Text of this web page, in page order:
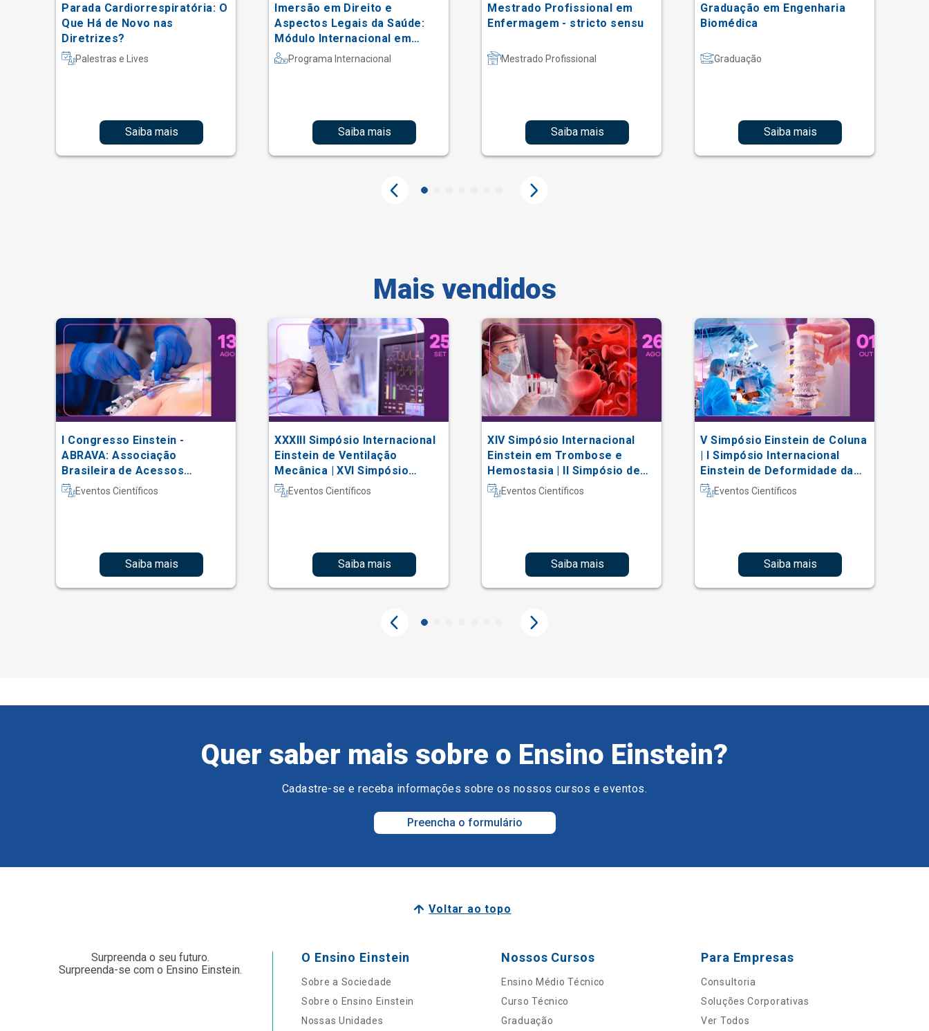
Parada Cardiorrespiratória: O
Que Há de Novo nas
Diretrizes?
Palestras e Lives
Saiba mais
Imersão em Direito e
Aspectos Legais da Saúde:
Módulo Internacional em
Portugal
Programa Internacional
Saiba mais
Mestrado Profissional em
Enfermagem - stricto sensu
Mestrado Profissional
Saiba mais
Graduação em Engenharia
Biomédica
Graduação
Saiba mais
Mais vendidos
I Congresso Einstein -
ABRAVA: Associação
Brasileira de Acessos
Vasculares
Eventos Científicos
Saiba mais
XXXIII Simpósio Internacional
Einstein de Ventilação
Mecânica | XVI Simpósio
Internacional Einstein de
Fisioterapia em Terapia
Eventos Científicos
Saiba mais
XIV Simpósio Internacional
Einstein em Trombose e
Hemostasia | II Simpósio de
Hematologia Laboratorial
Eventos Científicos
Saiba mais
V Simpósio Einstein de Coluna
| I Simpósio Internacional
Einstein de Deformidade da
Coluna e Técnicas Complexas
Eventos Científicos
Saiba mais
Quer saber mais sobre o Ensino Einstein?
Cadastre-se e receba informações sobre os nossos cursos e eventos.
Preencha o formulário
Voltar ao topo
Surpreenda o seu futuro.
Surpreenda-se com o Ensino Einstein.
O Ensino Einstein
Sobre a Sociedade
Sobre o Ensino Einstein
Nossas Unidades
Nossos Cursos
Ensino Médio Técnico
Curso Técnico
Graduação
Para Empresas
Consultoria
Soluções Corporativas
Ver Todos